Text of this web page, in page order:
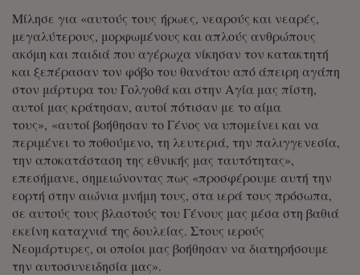
Μίλησε για «αυτούς τους ήρωες, νεαρούς και νεαρές,
μεγαλύτερους, μορφωμένους και απλούς ανθρώπους
ακόμη και παιδιά που αγέρωχα νίκησαν τον κατακτητή
και ξεπέρασαν τον φόβο του θανάτου από άπειρη αγάπη
στον μάρτυρα του Γολγοθά και στην Αγία μας πίστη,
αυτοί μας κράτησαν, αυτοί πότισαν με το αίμα
τους», «αυτοί βοήθησαν το Γένος να υπομείνει και να
περιμένει το ποθούμενο, τη λευτεριά, την παλιγγενεσία,
την αποκατάσταση της εθνικής μας ταυτότητας»,
επεσήμανε, σημειώνοντας πως «προσφέρουμε αυτή την
εορτή στην αιώνια μνήμη τους, στα ιερά τους πρόσωπα,
σε αυτούς τους βλαστούς του Γένους μας μέσα στη βαθιά
εκείνη καταχνιά της δουλείας. Στους ιερούς
Νεομάρτυρες, οι οποίοι μας βοήθησαν να διατηρήσουμε
την αυτοσυνειδησία μας».